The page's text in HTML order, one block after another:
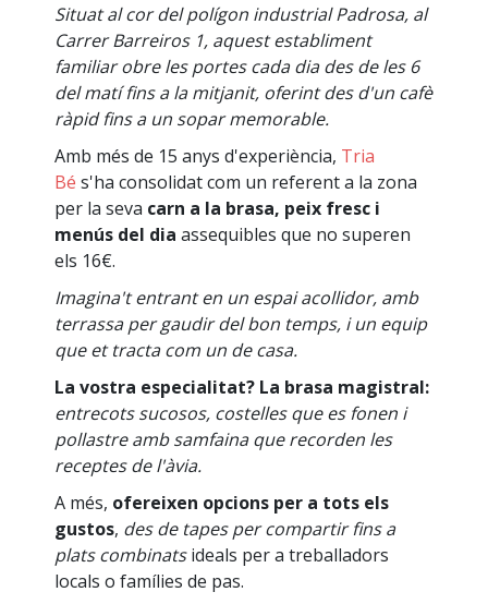
Situat al cor del polígon industrial Padrosa, al
Carrer Barreiros 1, aquest establiment
familiar obre les portes cada dia des de les 6
del matí fins a la mitjanit, oferint des d'un cafè
ràpid fins a un sopar memorable.
Amb més de 15 anys d'experiència, Tria
Bé s'ha consolidat com un referent a la zona
per la seva carn a la brasa, peix fresc i
menús del dia assequibles que no superen
els 16€.
Imagina't entrant en un espai acollidor, amb
terrassa per gaudir del bon temps, i un equip
que et tracta com un de casa.
La vostra especialitat? La brasa magistral:
entrecots sucosos, costelles que es fonen i
pollastre amb samfaina que recorden les
receptes de l'àvia.
A més, ofereixen opcions per a tots els
gustos, des de tapes per compartir fins a
plats combinatsideals per a treballadors
locals o famílies de pas.